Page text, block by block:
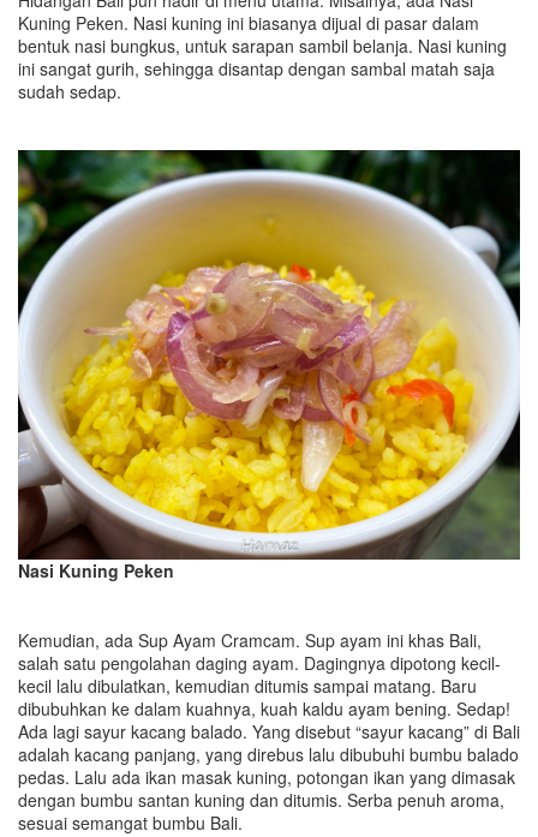
Kuning Peken. Nasi kuning ini biasanya dijual di pasar dalam
bentuk nasi bungkus, untuk sarapan sambil belanja. Nasi kuning
ini sangat gurih, sehingga disantap dengan sambal matah saja
sudah sedap.
Nasi Kuning Peken
Kemudian, ada Sup Ayam Cramcam. Sup ayam ini khas Bali,
salah satu pengolahan daging ayam. Dagingnya dipotong kecil-
kecil lalu dibulatkan, kemudian ditumis sampai matang. Baru
dibubuhkan ke dalam kuahnya, kuah kaldu ayam bening. Sedap!
Ada lagi sayur kacang balado. Yang disebut “sayur kacang” di Bali
adalah kacang panjang, yang direbus lalu dibubuhi bumbu balado
pedas. Lalu ada ikan masak kuning, potongan ikan yang dimasak
dengan bumbu santan kuning dan ditumis. Serba penuh aroma,
sesuai semangat bumbu Bali.